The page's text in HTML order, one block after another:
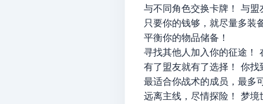
与不同角色交换卡牌！ 与盟
只要你的钱够，就尽量多
平衡你的物品储备！
寻找其他人加入你的征途！
有了盟友就有了选择！ 你
最适合你战术的成员，最多
远离主线，尽情探险！ 梦境